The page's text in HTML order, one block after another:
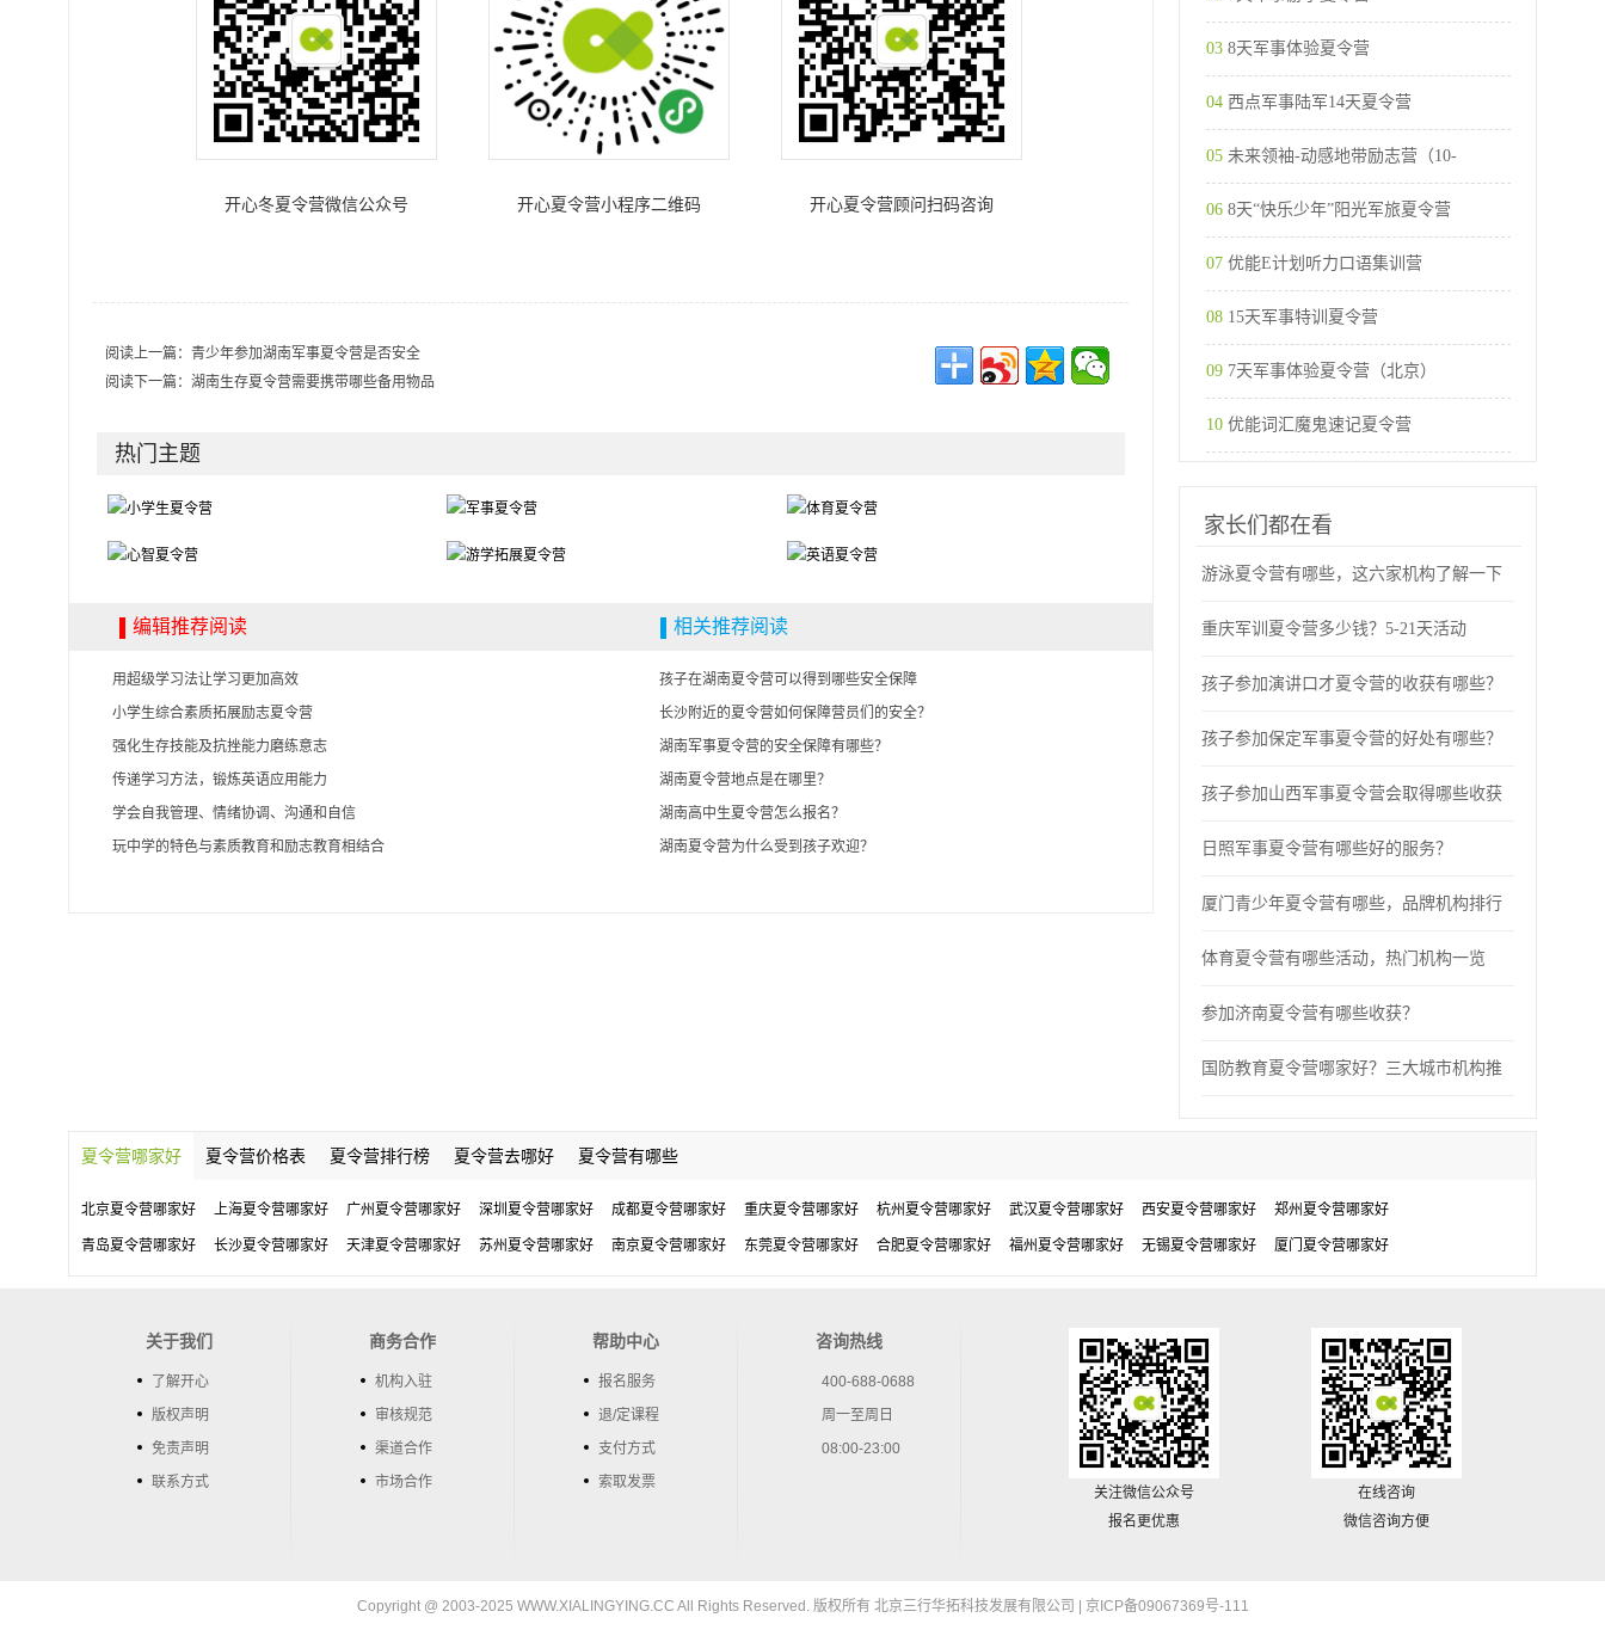
开心冬夏令营微信公众号 开心夏令营小程序二维码 开心夏令营顾问扫码咨询
阅读上一篇： 青少年参加湖南军事夏令营是否安全
阅读下一篇： 湖南生存夏令营需要携带哪些备用物品
热门主题
编辑推荐阅读
用超级学习法让学习更加高效
小学生综合素质拓展励志夏令营
强化生存技能及抗挫能力磨练意志
传递学习方法，锻炼英语应用能力
学会自我管理、情绪协调、沟通和自信
玩中学的特色与素质教育和励志教育相结合
相关推荐阅读
孩子在湖南夏令营可以得到哪些安全保障
长沙附近的夏令营如何保障营员们的安全？
湖南军事夏令营的安全保障有哪些？
湖南夏令营地点是在哪里？
湖南高中生夏令营怎么报名？
湖南夏令营为什么受到孩子欢迎？
03 8天军事体验夏令营
04 西点军事陆军14天夏令营
05 未来领袖-动感地带励志营（10-
06 8天“快乐少年”阳光军旅夏令营
07 优能E计划听力口语集训营
08 15天军事特训夏令营
09 7天军事体验夏令营（北京）
10 优能词汇魔鬼速记夏令营
家长们都在看
游泳夏令营有哪些，这六家机构了解一下
重庆军训夏令营多少钱？5-21天活动
孩子参加演讲口才夏令营的收获有哪些？
孩子参加保定军事夏令营的好处有哪些？
孩子参加山西军事夏令营会取得哪些收获
日照军事夏令营有哪些好的服务？
厦门青少年夏令营有哪些，品牌机构排行
体育夏令营有哪些活动，热门机构一览
参加济南夏令营有哪些收获？
国防教育夏令营哪家好？三大城市机构推
夏令营哪家好 夏令营价格表 夏令营排行榜 夏令营去哪好 夏令营有哪些
北京夏令营哪家好 上海夏令营哪家好 广州夏令营哪家好 深圳夏令营哪家好 成都夏令营哪家好 重庆夏令营哪家好 杭州夏令营哪家好 武汉夏令营哪家好 西安夏令营哪家好 郑州夏令营哪家好
青岛夏令营哪家好 长沙夏令营哪家好 天津夏令营哪家好 苏州夏令营哪家好 南京夏令营哪家好 东莞夏令营哪家好 合肥夏令营哪家好 福州夏令营哪家好 无锡夏令营哪家好 厦门夏令营哪家好
关于我们
了解开心
版权声明
免责声明
联系方式
商务合作
机构入驻
审核规范
渠道合作
市场合作
帮助中心
报名服务
退/定课程
支付方式
索取发票
咨询热线
400-688-0688
周一至周日
08:00-23:00
关注微信公众号
报名更优惠
在线咨询
微信咨询方便
Copyright @ 2003-2025 WWW.XIALINGYING.CC All Rights Reserved. 版权所有 北京三行华拓科技发展有限公司 | 京ICP备09067369号-111